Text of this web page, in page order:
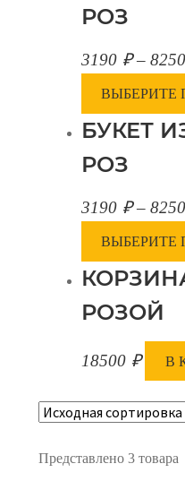
РОЗ
3190 ₽–8250
ВЫБЕРИТЕ
БУКЕТ
РОЗ
3190 ₽–8250
ВЫБЕРИТЕ
РОЗОЙ
18500 ₽ В
Представлено 3 товара